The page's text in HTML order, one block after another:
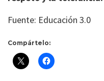
Fuente: Educación 3.0
Compártelo: